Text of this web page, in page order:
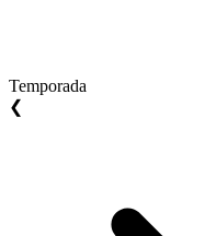
Temporada
❮